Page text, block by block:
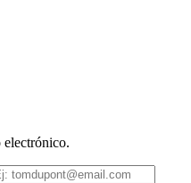
electrónico.